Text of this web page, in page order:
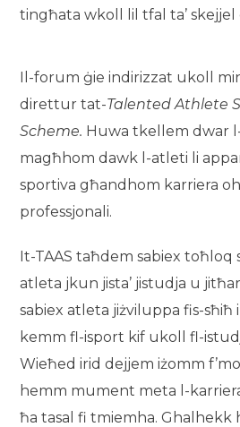
tingħata wkoll lil tfal ta’ skejjel
Il-forum ġie indirizzat ukoll
direttur tat-Talented Athlete
Scheme. Huwa tkellem dwar
magħhom dawk l-atleti li
sportiva għandhom karriera
professjonali.
It-TAAS taħdem sabiex toħloq
atleta jkun jista’ jistudja u
sabiex atleta jiżviluppa fis-
kemm fl-isport kif ukoll fl-
Wieħed irid dejjem iżomm
hemm mument meta l-
ħa tasal fi tmiemha. Ghalhekk